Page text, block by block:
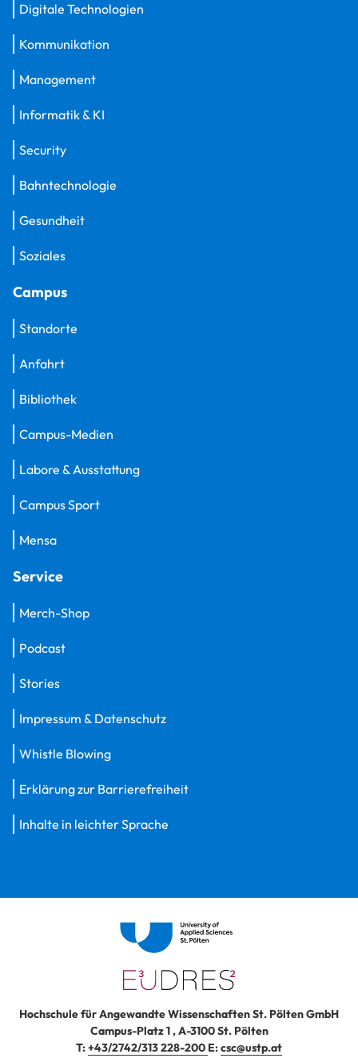
Digitale Technologien
Kommunikation
Management
Informatik & KI
Security
Bahntechnologie
Gesundheit
Soziales
Campus
Standorte
Anfahrt
Bibliothek
Campus-Medien
Labore & Ausstattung
Campus Sport
Mensa
Service
Merch-Shop
Podcast
Stories
Impressum & Datenschutz
Whistle Blowing
Erklärung zur Barrierefreiheit
Inhalte in leichter Sprache
Hochschule für Angewandte Wissenschaften St. Pölten GmbH
Campus-Platz 1,A-3100St. Pölten
T:+43/2742/313 228-200 E:csc@ustp.at